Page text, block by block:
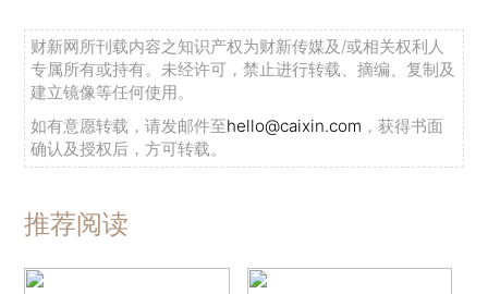
财新网所刊载内容之知识产权为财新传媒及/或相关权利人
专属所有或持有。未经许可，禁止进行转载、摘编、复制及
建立镜像等任何使用。
如有意愿转载，请发邮件至hello@caixin.com ，获得书面
确认及授权后，方可转载。
推荐阅读